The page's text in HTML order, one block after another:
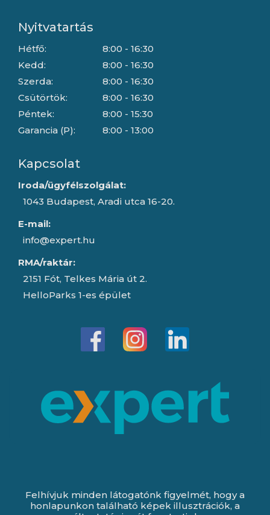
Nyitvatartás
Hétfő:
Kedd:
Szerda:
Csütörtök:
Péntek:
Garancia (P):
8:00 - 16:30
8:00 - 16:30
8:00 - 16:30
8:00 - 16:30
8:00 - 15:30
8:00 - 13:00
Kapcsolat
Iroda/ügyfélszolgálat:
1043 Budapest, Aradi utca 16-20.
E-mail:
info@expert.hu
RMA/raktár:
2151 Fót, Telkes Mária út 2.
HelloParks 1-es épület
Felhívjuk minden látogatónk figyelmét, hogy a
honlapunkon található képek illusztrációk, a